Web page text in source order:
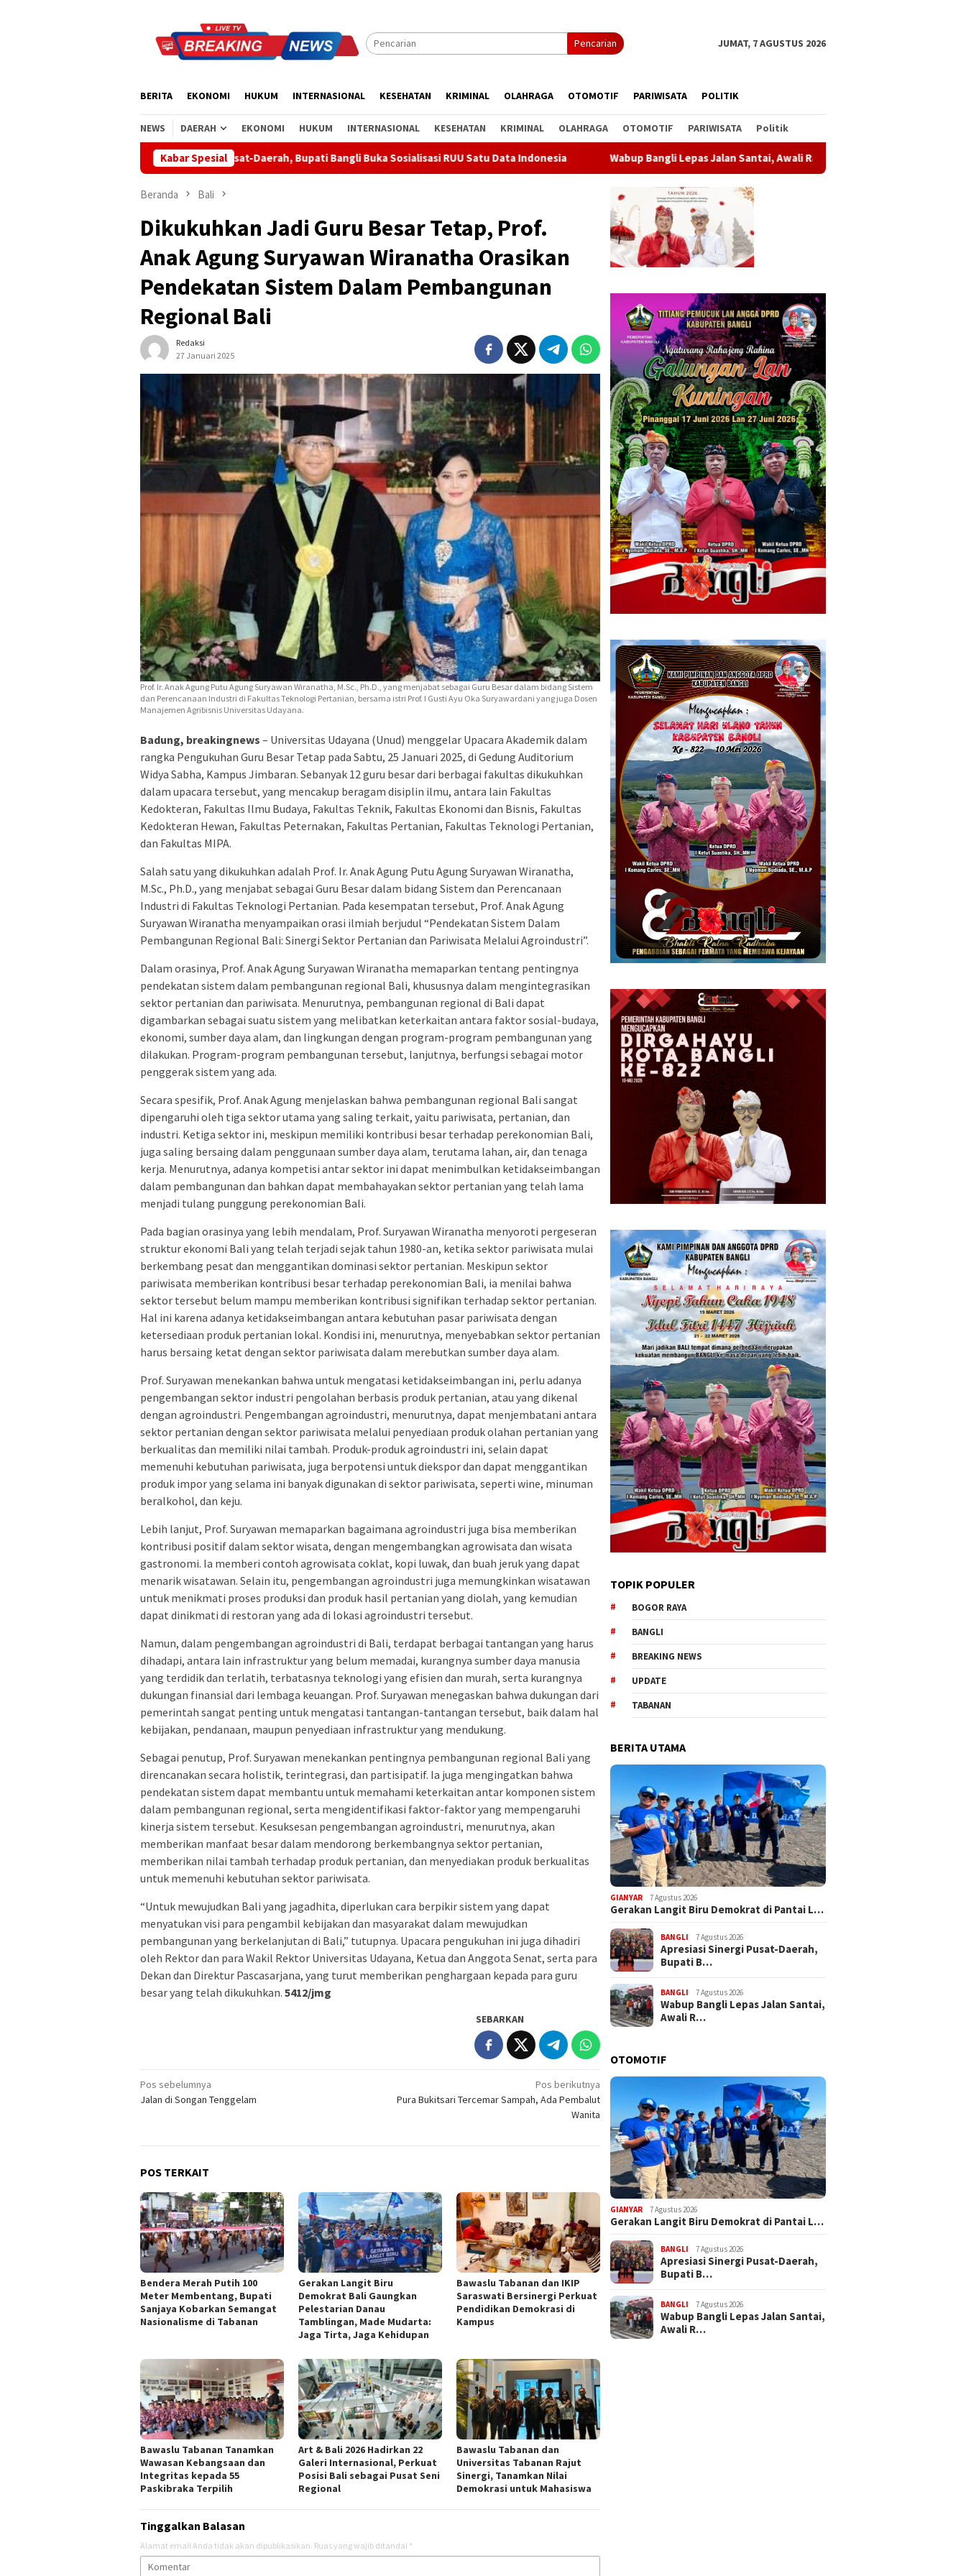
Pencarian JUMAT, 7 AGUSTUS 2026
BERITA EKONOMI HUKUM INTERNASIONAL KESEHATAN KRIMINAL OLAHRAGA OTOMOTIF PARIWISATA POLITIK
NEWS DAERAH EKONOMI HUKUM INTERNASIONAL KESEHATAN KRIMINAL OLAHRAGA OTOMOTIF PARIWISATA Politik
Kabar Spesial
Apresiasi Sinergi Pusat-Daerah, Bupati Bangli Buka Sosialisasi RUU Satu Data Indonesia Wabup Bangli Lepas Jalan Santai, Awali Rangkaian Peringatan HUT ke-81 Kemerdekaan RI
Beranda Bali
Dikukuhkan Jadi Guru Besar Tetap, Prof.
Anak Agung Suryawan Wiranatha Orasikan
Pendekatan Sistem Dalam Pembangunan
Regional Bali
Redaksi
27 Januari 2025
Prof. Ir. Anak Agung Putu Agung Suryawan Wiranatha, M.Sc., Ph.D., yang menjabat sebagai Guru Besar dalam bidang Sistem
dan Perencanaan Industri di Fakultas Teknologi Pertanian, bersama istri Prof. I Gusti Ayu Oka Suryawardani yang juga Dosen
Manajemen Agribisnis Universitas Udayana.
Badung, breakingnews – Universitas Udayana (Unud) menggelar Upacara Akademik dalam
rangka Pengukuhan Guru Besar Tetap pada Sabtu, 25 Januari 2025, di Gedung Auditorium
Widya Sabha, Kampus Jimbaran. Sebanyak 12 guru besar dari berbagai fakultas dikukuhkan
dalam upacara tersebut, yang mencakup beragam disiplin ilmu, antara lain Fakultas
Kedokteran, Fakultas Ilmu Budaya, Fakultas Teknik, Fakultas Ekonomi dan Bisnis, Fakultas
Kedokteran Hewan, Fakultas Peternakan, Fakultas Pertanian, Fakultas Teknologi Pertanian,
dan Fakultas MIPA.
Salah satu yang dikukuhkan adalah Prof. Ir. Anak Agung Putu Agung Suryawan Wiranatha,
M.Sc., Ph.D., yang menjabat sebagai Guru Besar dalam bidang Sistem dan Perencanaan
Industri di Fakultas Teknologi Pertanian. Pada kesempatan tersebut, Prof. Anak Agung
Suryawan Wiranatha menyampaikan orasi ilmiah berjudul “Pendekatan Sistem Dalam
Pembangunan Regional Bali: Sinergi Sektor Pertanian dan Pariwisata Melalui Agroindustri”.
Dalam orasinya, Prof. Anak Agung Suryawan Wiranatha memaparkan tentang pentingnya
pendekatan sistem dalam pembangunan regional Bali, khususnya dalam mengintegrasikan
sektor pertanian dan pariwisata. Menurutnya, pembangunan regional di Bali dapat
digambarkan sebagai suatu sistem yang melibatkan keterkaitan antara faktor sosial-budaya,
ekonomi, sumber daya alam, dan lingkungan dengan program-program pembangunan yang
dilakukan. Program-program pembangunan tersebut, lanjutnya, berfungsi sebagai motor
penggerak sistem yang ada.
Secara spesifik, Prof. Anak Agung menjelaskan bahwa pembangunan regional Bali sangat
dipengaruhi oleh tiga sektor utama yang saling terkait, yaitu pariwisata, pertanian, dan
industri. Ketiga sektor ini, meskipun memiliki kontribusi besar terhadap perekonomian Bali,
juga saling bersaing dalam penggunaan sumber daya alam, terutama lahan, air, dan tenaga
kerja. Menurutnya, adanya kompetisi antar sektor ini dapat menimbulkan ketidakseimbangan
dalam pembangunan dan bahkan dapat membahayakan sektor pertanian yang telah lama
menjadi tulang punggung perekonomian Bali.
Pada bagian orasinya yang lebih mendalam, Prof. Suryawan Wiranatha menyoroti pergeseran
struktur ekonomi Bali yang telah terjadi sejak tahun 1980-an, ketika sektor pariwisata mulai
berkembang pesat dan menggantikan dominasi sektor pertanian. Meskipun sektor
pariwisata memberikan kontribusi besar terhadap perekonomian Bali, ia menilai bahwa
sektor tersebut belum mampu memberikan kontribusi signifikan terhadap sektor pertanian.
Hal ini karena adanya ketidakseimbangan antara kebutuhan pasar pariwisata dengan
ketersediaan produk pertanian lokal. Kondisi ini, menurutnya, menyebabkan sektor pertanian
harus bersaing ketat dengan sektor pariwisata dalam merebutkan sumber daya alam.
Prof. Suryawan menekankan bahwa untuk mengatasi ketidakseimbangan ini, perlu adanya
pengembangan sektor industri pengolahan berbasis produk pertanian, atau yang dikenal
dengan agroindustri. Pengembangan agroindustri, menurutnya, dapat menjembatani antara
sektor pertanian dengan sektor pariwisata melalui penyediaan produk olahan pertanian yang
berkualitas dan memiliki nilai tambah. Produk-produk agroindustri ini, selain dapat
memenuhi kebutuhan pariwisata, juga berpotensi untuk diekspor dan dapat menggantikan
produk impor yang selama ini banyak digunakan di sektor pariwisata, seperti wine, minuman
beralkohol, dan keju.
Lebih lanjut, Prof. Suryawan memaparkan bagaimana agroindustri juga bisa memberikan
kontribusi positif dalam sektor wisata, dengan mengembangkan agrowisata dan wisata
gastronomi. Ia memberi contoh agrowisata coklat, kopi luwak, dan buah jeruk yang dapat
menarik wisatawan. Selain itu, pengembangan agroindustri juga memungkinkan wisatawan
untuk menikmati proses produksi dan produk hasil pertanian yang diolah, yang kemudian
dapat dinikmati di restoran yang ada di lokasi agroindustri tersebut.
Namun, dalam pengembangan agroindustri di Bali, terdapat berbagai tantangan yang harus
dihadapi, antara lain infrastruktur yang belum memadai, kurangnya sumber daya manusia
yang terdidik dan terlatih, terbatasnya teknologi yang efisien dan murah, serta kurangnya
dukungan finansial dari lembaga keuangan. Prof. Suryawan menegaskan bahwa dukungan dari
pemerintah sangat penting untuk mengatasi tantangan-tantangan tersebut, baik dalam hal
kebijakan, pendanaan, maupun penyediaan infrastruktur yang mendukung.
Sebagai penutup, Prof. Suryawan menekankan pentingnya pembangunan regional Bali yang
direncanakan secara holistik, terintegrasi, dan partisipatif. Ia juga mengingatkan bahwa
pendekatan sistem dapat membantu untuk memahami keterkaitan antar komponen sistem
dalam pembangunan regional, serta mengidentifikasi faktor-faktor yang mempengaruhi
kinerja sistem tersebut. Kesuksesan pengembangan agroindustri, menurutnya, akan
memberikan manfaat besar dalam mendorong berkembangnya sektor pertanian,
memberikan nilai tambah terhadap produk pertanian, dan menyediakan produk berkualitas
untuk memenuhi kebutuhan sektor pariwisata.
“Untuk mewujudkan Bali yang jagadhita, diperlukan cara berpikir sistem yang dapat
menyatukan visi para pengambil kebijakan dan masyarakat dalam mewujudkan
pembangunan yang berkelanjutan di Bali,” tutupnya. Upacara pengukuhan ini juga dihadiri
oleh Rektor dan para Wakil Rektor Universitas Udayana, Ketua dan Anggota Senat, serta para
Dekan dan Direktur Pascasarjana, yang turut memberikan penghargaan kepada para guru
besar yang telah dikukuhkan. 5412/jmg
SEBARKAN
Navigasi
pos
Pos sebelumnya
Jalan di Songan Tenggelam
Pos berikutnya
Pura Bukitsari Tercemar Sampah, Ada Pembalut
Wanita
POS TERKAIT
Bendera Merah Putih 100
Meter Membentang, Bupati
Sanjaya Kobarkan Semangat
Nasionalisme di Tabanan
Gerakan Langit Biru
Demokrat Bali Gaungkan
Pelestarian Danau
Tamblingan, Made Mudarta:
Jaga Tirta, Jaga Kehidupan
Bawaslu Tabanan dan IKIP
Saraswati Bersinergi Perkuat
Pendidikan Demokrasi di
Kampus
Bawaslu Tabanan Tanamkan
Wawasan Kebangsaan dan
Integritas kepada 55
Paskibraka Terpilih
Art & Bali 2026 Hadirkan 22
Galeri Internasional, Perkuat
Posisi Bali sebagai Pusat Seni
Regional
Bawaslu Tabanan dan
Universitas Tabanan Rajut
Sinergi, Tanamkan Nilai
Demokrasi untuk Mahasiswa
Tinggalkan Balasan
Alamat email Anda tidak akan dipublikasikan. Ruas yang wajib ditandai *
TOPIK POPULER
BOGOR RAYA
BANGLI
BREAKING NEWS
UPDATE
TABANAN
BERITA UTAMA
GIANYAR 7 Agustus 2026
Gerakan Langit Biru Demokrat di Pantai L…
BANGLI 7 Agustus 2026
Apresiasi Sinergi Pusat-Daerah,
Bupati B…
BANGLI 7 Agustus 2026
Wabup Bangli Lepas Jalan Santai,
Awali R…
OTOMOTIF
GIANYAR 7 Agustus 2026
Gerakan Langit Biru Demokrat di Pantai L…
BANGLI 7 Agustus 2026
Apresiasi Sinergi Pusat-Daerah,
Bupati B…
BANGLI 7 Agustus 2026
Wabup Bangli Lepas Jalan Santai,
Awali R…